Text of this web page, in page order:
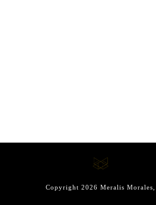
Copyright 2026 Meralis Morales